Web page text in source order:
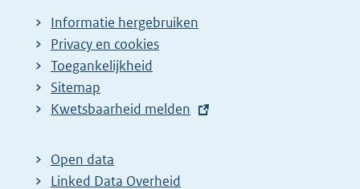
Informatie hergebruiken
Privacy en cookies
Toegankelijkheid
Sitemap
E
t
e
Kwetsbaarheid melden
Open data
Linked Data Overheid